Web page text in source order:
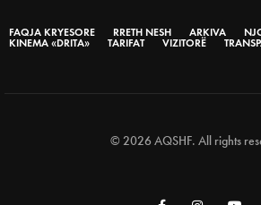
FAQJA KRYESORE RRETH NESH ARKIVA
KINEMA «DRITA»
TARIFAT VIZITORË
© 2026 AQSHF. All rights